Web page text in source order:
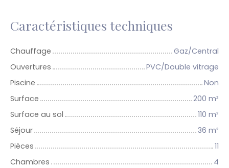
Caractéristiques techniques
Chauffage
Gaz/Central
Ouvertures
PVC/Double vitrage
Piscine
Non
Surface
200 m²
Surface au sol
110 m²
Séjour
36 m²
Pièces
11
Chambres
4